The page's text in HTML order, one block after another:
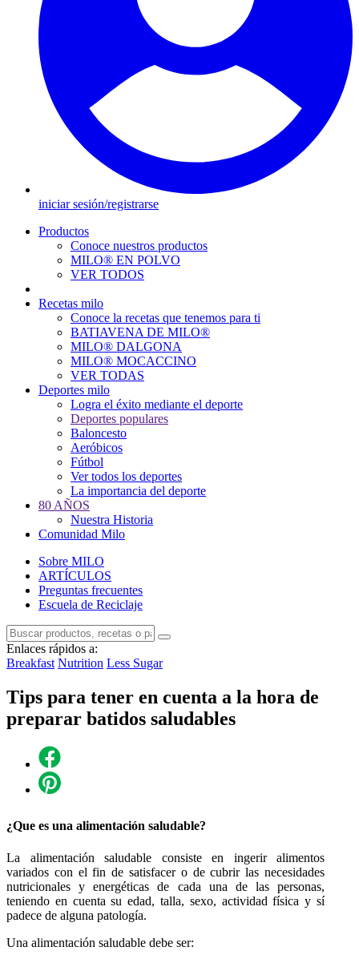
iniciar sesión/registrarse
navigation
Productos
Conoce nuestros productos
MILO® EN POLVO
VER TODOS
Recetas milo
Conoce la recetas que tenemos para ti
BATIAVENA DE MILO®
MILO® DALGONA
MILO® MOCACCINO
VER TODAS
Deportes milo
Logra el éxito mediante el deporte
Deportes populares
Baloncesto
Aeróbicos
Fútbol
Ver todos los deportes
La importancia del deporte
80 AÑOS
Nuestra Historia
Comunidad Milo
Sobre MILO
ARTÍCULOS
Preguntas frecuentes
Escuela de Reciclaje
Enlaces rápidos a:
Breakfast Nutrition Less Sugar
Tips para tener en cuenta a la hora de
preparar batidos saludables
¿Que es una alimentación saludable?
La alimentación saludable consiste en ingerir alimentos
variados con el fin de satisfacer o de cubrir las necesidades
nutricionales y energéticas de cada una de las personas,
teniendo en cuenta su edad, talla, sexo, actividad física y sí
padece de alguna patología.
Una alimentación saludable debe ser: